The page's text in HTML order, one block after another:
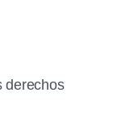
derechos